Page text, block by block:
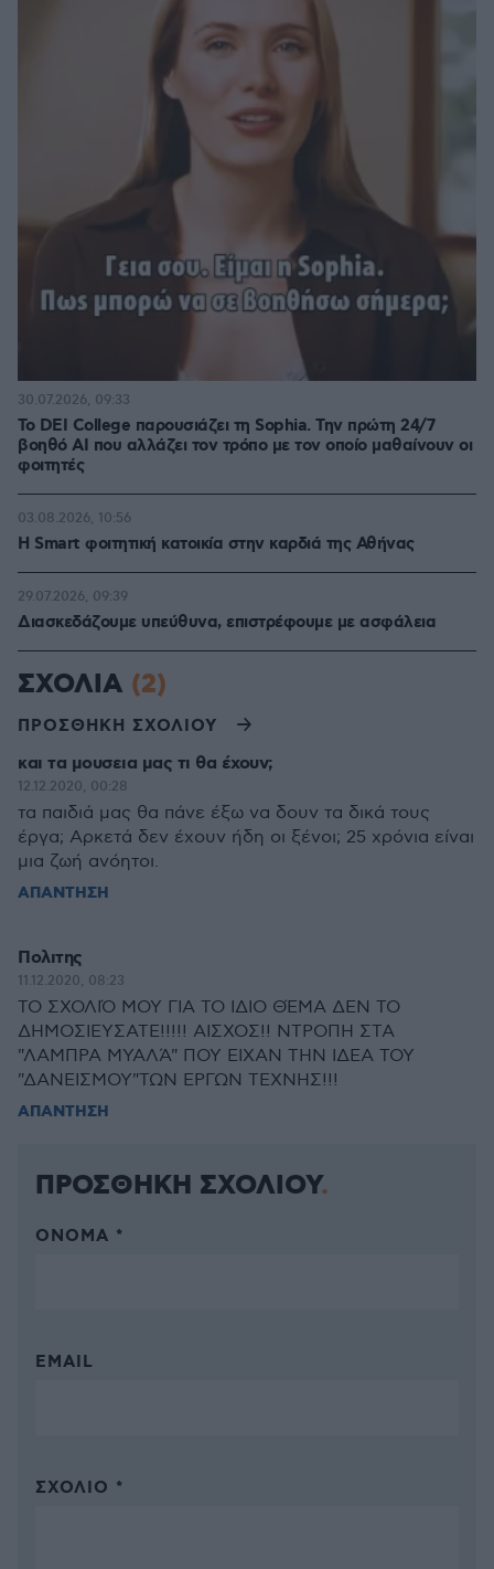
Το DEI College παρουσιάζει τη Sophia. Την πρώτη 24/7
βοηθό AI που αλλάζει τον τρόπο με τον οποίο μαθαίνουν οι
φοιτητές
30.07.2026, 09:33
Η Smart φοιτητική κατοικία στην καρδιά της Αθήνας
03.08.2026, 10:56
Διασκεδάζουμε υπεύθυνα, επιστρέφουμε με ασφάλεια
29.07.2026, 09:39
ΣΧΟΛΙΑ (2)
ΠΡΟΣΘΗΚΗ ΣΧΟΛΙΟΥ
και τα μουσεια μας τι θα έχουν;
12.12.2020, 00:28
τα παιδιά μας θα πάνε έξω να δουν τα δικά τους
έργα; Αρκετά δεν έχουν ήδη οι ξένοι; 25 χρόνια είναι
μια ζωή ανόητοι.
ΑΠΑΝΤΗΣΗ
Πολιτης
11.12.2020, 08:23
ΤΟ ΣΧΟΛΙΌ ΜΟΥ ΓΙΑ ΤΟ ΙΔΙΟ ΘΈΜΑ ΔΕΝ ΤΟ
ΔΗΜΟΣΙΕΥΣΑΤΕ!!!!! ΑΙΣΧΟΣ!! ΝΤΡΟΠΗ ΣΤΑ
"ΛΑΜΠΡΑ ΜΥΑΛΆ" ΠΟΥ ΕΙΧΑΝ ΤΗΝ ΙΔΕΑ ΤΟΥ
"ΔΑΝΕΙΣΜΟΥ"ΤΩΝ ΕΡΓΩΝ ΤΕΧΝΗΣ!!!
ΑΠΑΝΤΗΣΗ
ΠΡΟΣΘΗΚΗ ΣΧΟΛΙΟΥ
ΌΝΟΜΑ *
EMAIL
ΣΧΌΛΙΟ *